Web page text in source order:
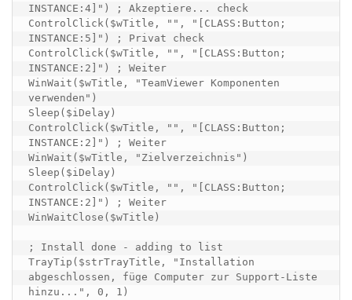
INSTANCE:4]") ; Akzeptiere... check
ControlClick($wTitle, "", "[CLASS:Button;
INSTANCE:5]") ; Privat check
ControlClick($wTitle, "", "[CLASS:Button;
INSTANCE:2]") ; Weiter
WinWait($wTitle, "TeamViewer Komponenten
verwenden")
Sleep($iDelay)
ControlClick($wTitle, "", "[CLASS:Button;
INSTANCE:2]") ; Weiter
WinWait($wTitle, "Zielverzeichnis")
Sleep($iDelay)
ControlClick($wTitle, "", "[CLASS:Button;
INSTANCE:2]") ; Weiter
WinWaitClose($wTitle)
; Install done - adding to list
TrayTip($strTrayTitle, "Installation
abgeschlossen, füge Computer zur Support-Liste
hinzu...", 0, 1)